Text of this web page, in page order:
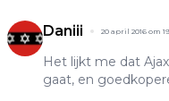
Daniii 20 april 2016 om
Het lijkt me dat
gaat, en